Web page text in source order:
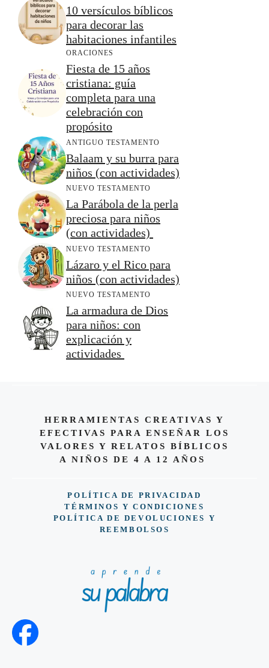
10 versículos bíblicos
para decorar las
habitaciones infantiles
ORACIONES
Fiesta de 15 años
cristiana: guía
completa para una
celebración con
propósito
ANTIGUO TESTAMENTO
Balaam y su burra para
niños (con actividades)
NUEVO TESTAMENTO
La Parábola de la perla
preciosa para niños
(con actividades)
NUEVO TESTAMENTO
Lázaro y el Rico para
niños (con actividades)
NUEVO TESTAMENTO
La armadura de Dios
para niños: con
explicación y
actividades
HERRAMIENTAS CREATIVAS Y
EFECTIVAS PARA ENSEÑAR LOS
VALORES Y RELATOS BÍBLICOS
A NIÑOS DE 4 A 12 AÑOS
POLÍTICA DE PRIVACIDAD
TÉRMINOS Y CONDICIONES
POLÍTICA DE DEVOLUCIONES Y
REEMBOLSOS